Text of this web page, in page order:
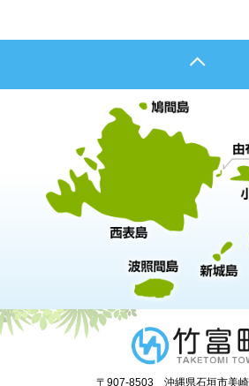
〒907-8503 沖縄県石垣市美